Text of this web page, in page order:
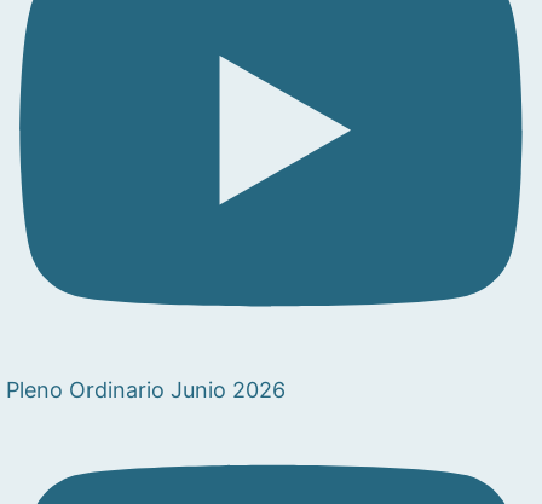
Pleno Ordinario Junio 2026